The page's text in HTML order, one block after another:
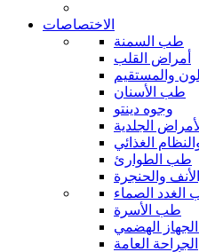
الاختصاصات
طب السمنة
أمراض القلب
والمستقيم
طب الأسنان
وجوه دينتو
الجلدية
الغذائي
طب الطوارئ
والحنجرة
الغدد الصماء
طب الأسرة
الهضمي
الجراحة العامة